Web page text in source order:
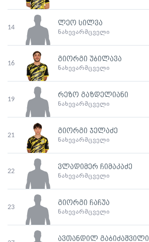
14
ლეო სილვა
ნახევარმცველი
16
გიორგი უბილავა
ნახევარმცველი
19
რეზო გაზდელიანი
ნახევარმცველი
21
გიორგი ჯელაძე
ნახევარმცველი
22
ვლადიმერ ჩიმაკაძე
ნახევარმცველი
23
გიორგი ჩაჩუა
ნახევარმცველი
ავთანდილ გაბიძაშვილი